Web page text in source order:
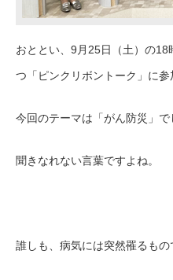
おととい、9月25日（土）の18
つ「ピンクリボントーク」に参
今回のテーマは「がん防災」で
聞きなれない言葉ですよね。
誰しも、病気には突然罹るもの